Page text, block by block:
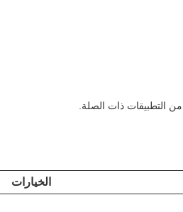
التطبيقات ذات الصلة.
الخيارات